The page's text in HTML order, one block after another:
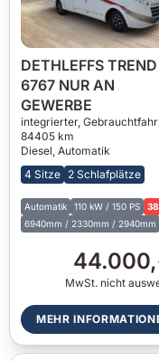
DETHLEFFS
6767 NUR AN
GEWERBE
integrierter,
84405 km
Diesel, Automatik
4 Sitze 2 Schlafplätze
Automatik 110 kW / 150 PS
6940mm / 2330mm / 2940mm
MwSt. nicht
MEHR